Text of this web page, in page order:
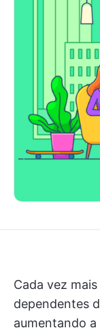
Cada vez
dependentes
aumentando